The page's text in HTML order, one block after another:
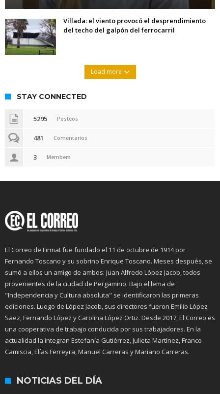
Villada: el viento provocó el desprendimiento
del techo del galpón del ferrocarril
Load more
STAY CONNECTED
5295 Posteos
481 Comentarios
3 Members
El Correo de Firmat fue fundado el 11 de octubre de 1914 por
Fernando Toscano y su sobrino Enrique Toscano. Meses después, se
sumó a ellos un amigo de ambos: Juan Alfredo López Jacob, todos
provenientes de la ciudad de Pergamino. Bajo el lema de
"Independencia y Cultura absoluta" se identificaron las primeras
ediciones. Luego de López Jacob, sus directores fueron Emilio López
Saez, Fernando López y Carolina López Ortiz. Desde 2017, El Correo es
una cooperativa de trabajo conducida por sus trabajadores. En la
actualidad la integran Estefanía Gutiérrez, Julieta Martínez, Franco
Camiscia, Elías Ferreyra, Manuel Carreras y Mariano Carreras.
NOTICIAS DEL DÍA